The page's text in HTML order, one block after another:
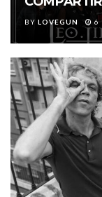
BY LOVEGUN 6